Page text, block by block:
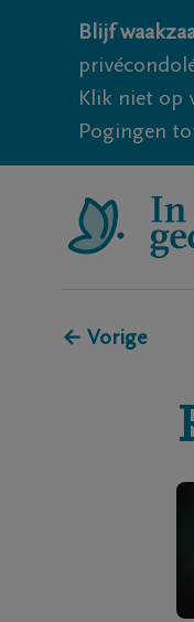
Blijf
Klik niet op
Pogingen
← Vorige